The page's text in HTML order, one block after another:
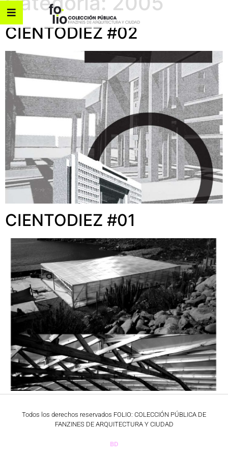
CIENTODIEZ #02
CIENTODIEZ #01
Todos los derechos reservados FOLIO: COLECCIÓN PÚBLICA DE
FANZINES DE ARQUITECTURA Y CIUDAD
BD